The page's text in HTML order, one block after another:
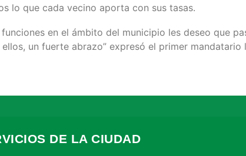
lo que cada vecino aporta con sus tasas.
en el ámbito del municipio les deseo que
un fuerte abrazo” expresó el primer mandatario
DE LA CIUDAD